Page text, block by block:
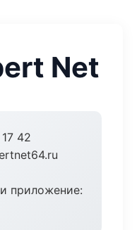
Net
42
приложение: